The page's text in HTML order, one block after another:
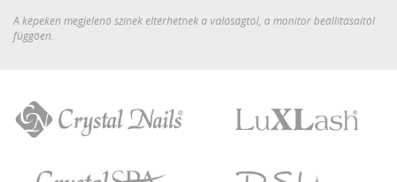
A képeken megjelenő színek eltérhetnek a valóságtól, a monitor beállításaitól
függően.